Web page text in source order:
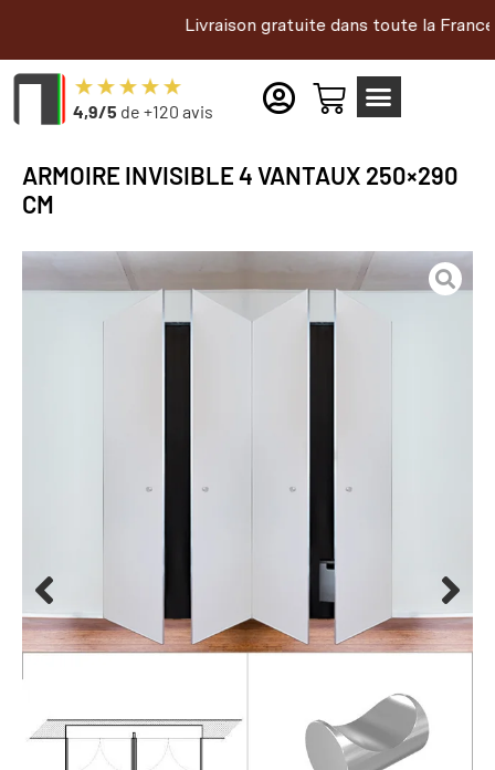
Livraison gratuite dans toute la France et en
4,9/5 de +120 avis
ARMOIRE INVISIBLE 4 VANTAUX 250×290
CM